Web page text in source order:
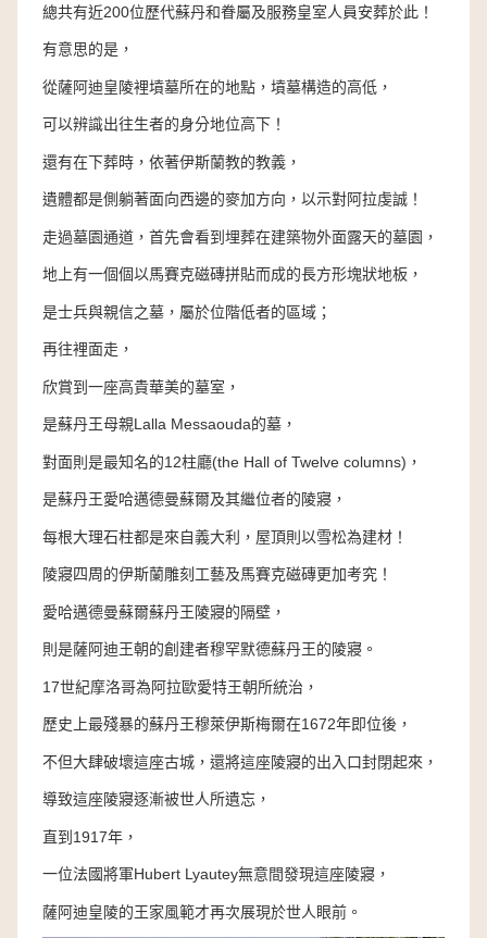
總共有近200位歷代蘇丹和眷屬及服務皇室人員安葬於此！
有意思的是，
從薩阿迪皇陵裡墳墓所在的地點，墳墓構造的高低，
可以辨識出往生者的身分地位高下！
還有在下葬時，依著伊斯蘭教的教義，
遺體都是側躺著面向西邊的麥加方向，以示對阿拉虔誠！
走過墓園通道，首先會看到埋葬在建築物外面露天的墓園，
地上有一個個以馬賽克磁磚拼貼而成的長方形塊狀地板，
是士兵與親信之墓，屬於位階低者的區域；
再往裡面走，
欣賞到一座高貴華美的墓室，
是蘇丹王母親Lalla Messaouda的墓，
對面則是最知名的12柱廳(the Hall of Twelve columns)，
是蘇丹王愛哈邁德曼蘇爾及其繼位者的陵寢，
每根大理石柱都是來自義大利，屋頂則以雪松為建材！
陵寢四周的伊斯蘭雕刻工藝及馬賽克磁磚更加考究！
愛哈邁德曼蘇爾蘇丹王陵寢的隔壁，
則是薩阿迪王朝的創建者穆罕默德蘇丹王的陵寢。
17世紀摩洛哥為阿拉歐愛特王朝所統治，
歷史上最殘暴的蘇丹王穆萊伊斯梅爾在1672年即位後，
不但大肆破壞這座古城，還將這座陵寢的出入口封閉起來，
導致這座陵寢逐漸被世人所遺忘，
直到1917年，
一位法國將軍Hubert Lyautey無意間發現這座陵寢，
薩阿迪皇陵的王家風範才再次展現於世人眼前。